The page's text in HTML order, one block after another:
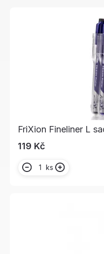
FriXion Fineliner L
119 Kč
ks